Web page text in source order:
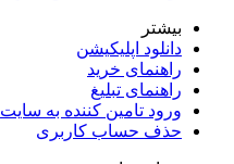
بیشتر
دانلود اپلیکیشن
راهنمای خرید
راهنمای تبلیغ
ورود تامین کننده به سایت
حذف حساب کاربری